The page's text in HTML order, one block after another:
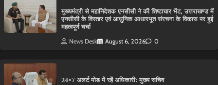
मुख्यमंत्री से महानिदेशक एनसीसी ने की शिष्टाचार भेंट, उत्तराखण्ड में
एनसीसी के विस्तार एवं आधुनिक आधारभूत संरचना के विकास पर हुई
महत्वपूर्ण चर्चा
News Desk August 6, 2026 0
24×7 अलर्ट मोड में रहें अधिकारी: मुख्य सचिव